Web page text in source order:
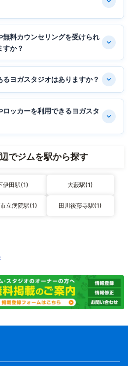
料カウンセリングを受けられ
すか？
ヨガスタジオはありますか？
ッカーを利用できるヨガスタ
でジムを駅から探す
伊田駅(1) 大藪駅(1)
立病院駅(1) 田川後藤寺駅(1)